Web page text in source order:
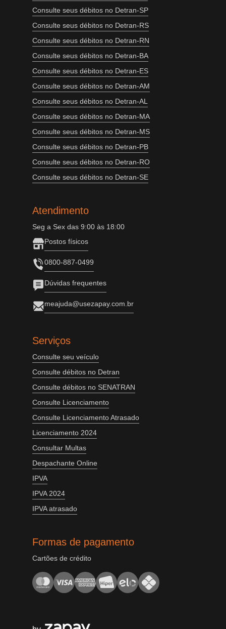
Consulte seus débitos no Detran-SP
Consulte seus débitos no Detran-RS
Consulte seus débitos no Detran-RN
Consulte seus débitos no Detran-BA
Consulte seus débitos no Detran-ES
Consulte seus débitos no Detran-AM
Consulte seus débitos no Detran-AL
Consulte seus débitos no Detran-MA
Consulte seus débitos no Detran-MS
Consulte seus débitos no Detran-PB
Consulte seus débitos no Detran-RO
Consulte seus débitos no Detran-SE
Atendimento
Seg a Sex das 9:00 às 18:00
Postos físicos
0800-887-0499
Dúvidas frequentes
meajuda@usezapay.com.br
Serviços
Consulte seu veículo
Consulte débitos no Detran
Consulte débitos no SENATRAN
Consulte Licenciamento
Consulte Licenciamento Atrasado
Licenciamento 2024
Consultar Multas
Despachante Online
IPVA
IPVA 2024
IPVA atrasado
Formas de pagamento
Cartões de crédito